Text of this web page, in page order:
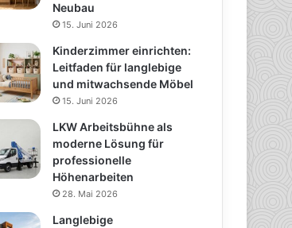
Neubau
15. Juni 2026
Kinderzimmer einrichten:
Leitfaden für langlebige
und mitwachsende Möbel
15. Juni 2026
LKW Arbeitsbühne als
moderne Lösung für
professionelle
Höhenarbeiten
28. Mai 2026
Langlebige